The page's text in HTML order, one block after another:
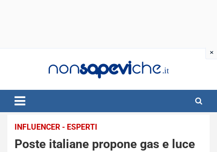
INFLUENCER - ESPERTI
Poste italiane propone gas e luce